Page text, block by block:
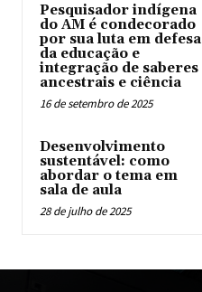
Pesquisador indígena
do AM é condecorado
por sua luta em defesa
da educação e
integração de saberes
ancestrais e ciência
16 de setembro de 2025
Desenvolvimento
sustentável: como
abordar o tema em
sala de aula
28 de julho de 2025